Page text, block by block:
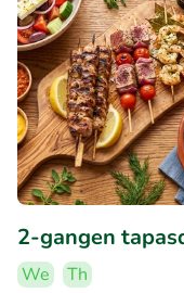
2-gangen
We
Th